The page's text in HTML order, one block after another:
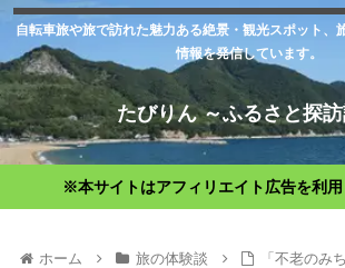
自転車旅や旅で訪れた魅力ある絶景・観光スポット、
情報を発信しています。
たびりん ～ふるさと探
※本サイトはアフィリエイト広告を利用
ホーム 旅の体験談
「不老のみ